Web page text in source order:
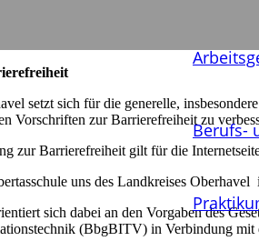
Berufs-
setzt sich für die generelle,
Vorschriften zur Barrierefreiheit zu
zur Barrierefreiheit gilt für die
uns des Landkreises
sich dabei an den Vorgaben des
(BbgBITV) in Verbindung